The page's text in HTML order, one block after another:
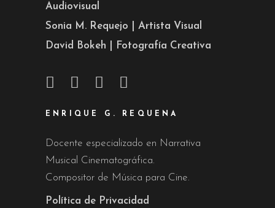
Audiovisual
Sonia M. Requejo | Artista Visual
David Bokeh | Fotografía Creativa
ENRIQUE G. REQUENA
Docente especializado en Narrativa
Musical Cinematográfica.
Compositor de Música para Cine.
Política de Privacidad